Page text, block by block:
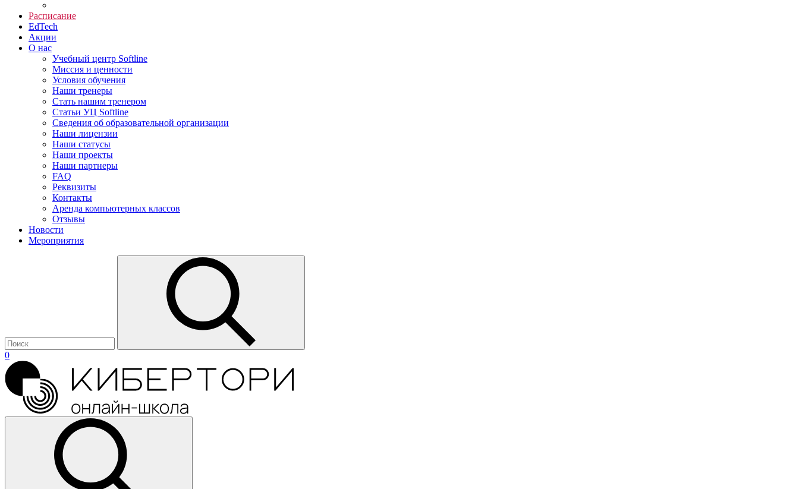
Расписание
EdTech
Акции
О нас
Учебный центр Softline
Миссия и ценности
Условия обучения
Наши тренеры
Стать нашим тренером
Статьи УЦ Softline
Сведения об образовательной организации
Наши лицензии
Наши статусы
Наши проекты
Наши партнеры
FAQ
Реквизиты
Контакты
Аренда компьютерных классов
Отзывы
Новости
Мероприятия
0